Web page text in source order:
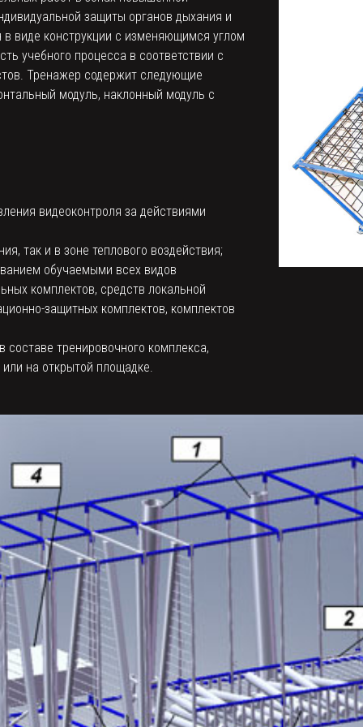
защиты органов дыхания и
виде конструкции с изменяющимся углом
учебного процесса в соответствии с
Тренажер содержит следующие
модуль, наклонный модуль с
видеоконтроля за действиями
так и в зоне теплового воздействия;
обучаемыми всех видов
комплектов, средств локальной
защитных комплектов, комплектов
составе тренировочного комплекса,
на открытой площадке.